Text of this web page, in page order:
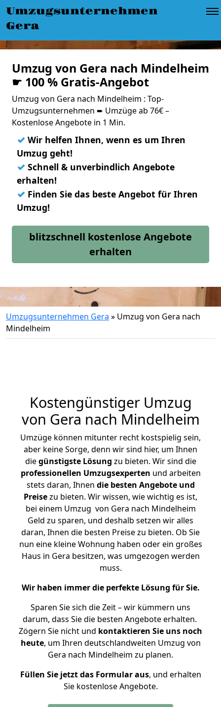
Umzugsunternehmen
Gera
Umzug von Gera nach Mindelheim
☛ 100 % Gratis-Angebot
Umzug von Gera nach Mindelheim : Top-
Umzugsunternehmen ➨ Umzüge ab 76€ –
Kostenlose Angebote in 1 Min.
✓ Wir helfen Ihnen, wenn es um Ihren
Umzug geht!
✓ Schnell & unverbindlich Angebote
erhalten!
✓ Finden Sie das beste Angebot für Ihren
Umzug!
blitzschnell kostenlose Angebote
erhalten
Umzugsunternehmen Gera » Umzug von Gera nach
Mindelheim
Kostengünstiger Umzug
von Gera nach Mindelheim
Umzüge können mitunter recht kostspielig sein,
aber keine Sorge, denn wir sind hier, um Ihnen
diegünstigste Lösung zu bieten. Wir sind die
professionellen Umzugsexperten und arbeiten
stets daran, Ihnen die besten Angebote und
Preisezu bieten. Wir wissen, wie wichtig es ist,
bei einem Umzug von Gera nach Mindelheim
Geld zu sparen, und deshalb setzen wir alles
daran, Ihnen die besten Preise zu bieten. Ob Sie
nun eine kleine Wohnung haben oder ein großes
Haus in Gera besitzen, was umgezogen werden
muss.
Wir haben immer die perfekte Lösung für Sie.
Sparen Sie sich die Zeit – wir kümmern uns
darum, dass Sie die besten Angebote erhalten.
Zögern Sie nicht und kontaktieren Sie uns noch
heute, um Ihren deutschlandweiten Umzug von
Gera nach Mindelheim zu planen.
Füllen Sie jetzt das Formular aus, und erhalten
Sie kostenlose Angebote.